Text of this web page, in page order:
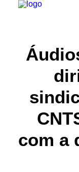
INSTITUCIONAL
SPPREV
PREVIDÊNCIA
SESC
com a